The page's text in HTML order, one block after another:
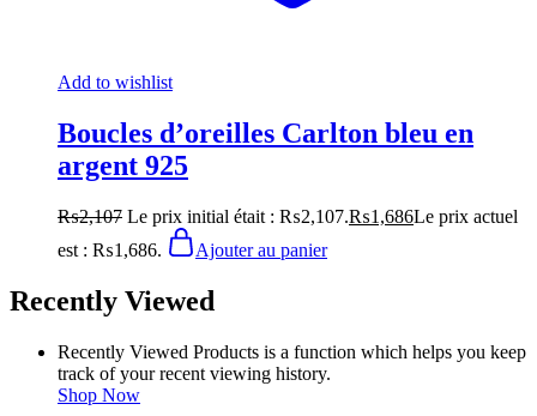
Add to wishlist
Boucles d’oreilles Carlton bleu en
argent 925
₨2,107 Le prix initial était : ₨2,107.₨1,686Le prix actuel
est : ₨1,686.
Ajouter au panier
Recently Viewed
Recently Viewed Products is a function which helps you keep
track of your recent viewing history.
Shop Now